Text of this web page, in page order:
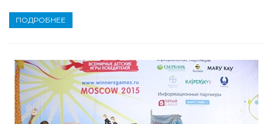
ПОДРОБНЕЕ